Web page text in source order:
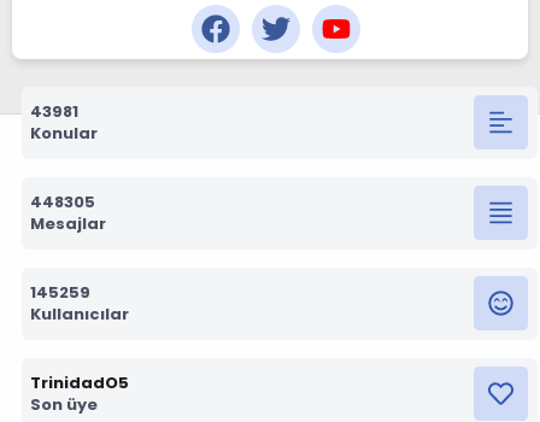
43981
Konular
448305
Mesajlar
145259
Kullanıcılar
TrinidadO5
Son üye